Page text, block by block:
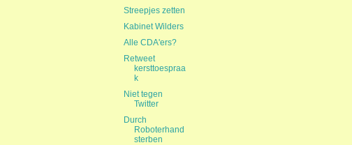
Streepjes zetten
Kabinet Wilders
Alle CDA'ers?
Retweet
kersttoespraa
k
Niet tegen
Twitter
Durch
Roboterhand
sterben